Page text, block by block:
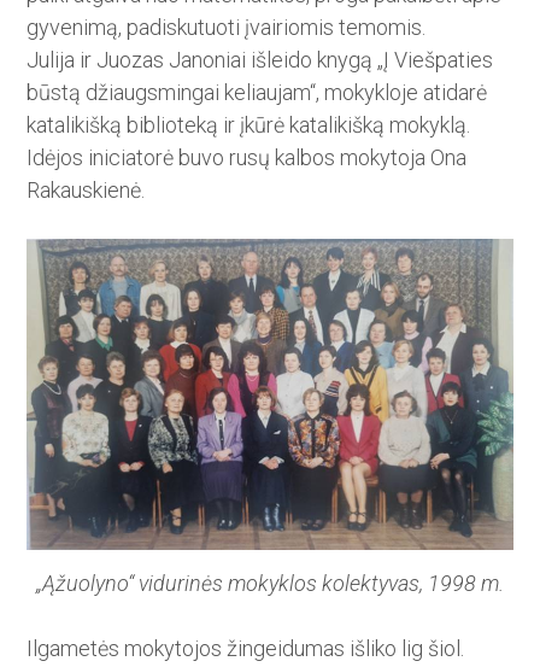
gyvenimą, padiskutuoti įvairiomis temomis.
Julija ir Juozas Janoniai išlei­do knygą „Į Viešpaties
būstą džiaugsmingai keliaujam“, mokykloje atidarė
katalikišką biblioteką ir įkūrė katalikišką mokyklą.
Idėjos iniciatorė buvo rusų kalbos mo­ky­toja Ona
Rakauskienė.
„Ąžuolyno“ vidurinės mokyklos kolektyvas, 1998 m.
Ilgametės mokytojos žingeidumas išliko lig šiol.